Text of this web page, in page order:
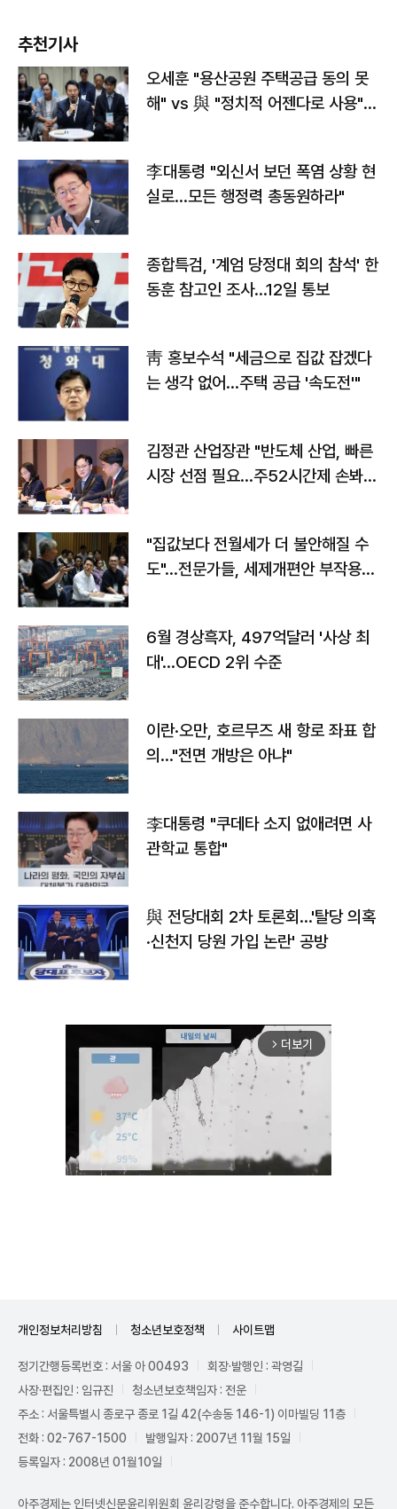
추천기사
오세훈 "용산공원 주택공급 동의 못
해" vs 與 "정치적 어젠다로 사용"
李대통령 "외신서 보던 폭염 상황 현
실로…모든 행정력 총동원하라"
종합특검, '계엄 당정대 회의 참석' 한
동훈 참고인 조사...12일 통보
靑 홍보수석 "세금으로 집값 잡겠다
는 생각 없어…주택 공급 '속도전'"
김정관 산업장관 "반도체 산업, 빠른
시장 선점 필요…주52시간제 손봐
"집값보다 전월세가 더 불안해질 수
도"…전문가들, 세제개편안 부작용
6월 경상흑자, 497억달러 '사상 최
대'…OECD 2위 수준
이란·오만, 호르무즈 새 항로 좌표 합
의…"전면 개방은 아냐"
李대통령 "쿠데타 소지 없애려면 사
관학교 통합"
與 전당대회 2차 토론회…'탈당 의혹
·신천지 당원 가입 논란' 공방
arrow_forward_ios 더보기
개인정보처리방침 청소년보호정책 사이트맵
정기간행등록번호 : 서울 아 00493
회장·발행인 : 곽영길
사장·편집인 : 임규진
청소년보호책임자 : 전운
주소 : 서울특별시 종로구 종로 1길 42(수송동 146-1) 이마빌딩 11층
전화 : 02-767-1500
발행일자 : 2007년 11월 15일
등록일자 : 2008년 01월10일
아주경제는 인터넷신문윤리위원회 윤리강령을 준수합니다. 아주경제의 모든